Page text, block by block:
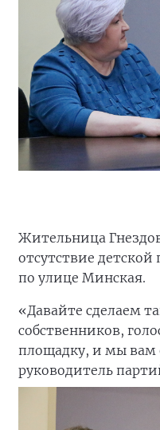
Жительница
отсутствие
по улице Минская.
«Давайте сделаем
собственников,
площадку, и мы вам
руководитель